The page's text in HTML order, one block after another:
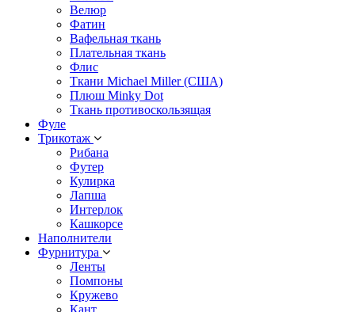
Велюр
Фатин
Вафельная ткань
Плательная ткань
Флис
Ткани Michael Miller (США)
Плюш Minky Dot
Ткань противоскользящая
Фуле
Трикотаж
Рибана
Футер
Кулирка
Лапша
Интерлок
Кашкорсе
Наполнители
Фурнитура
Ленты
Помпоны
Кружево
Кант